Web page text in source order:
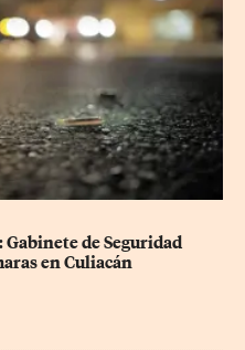
Gabinete de Seguridad
en Culiacán